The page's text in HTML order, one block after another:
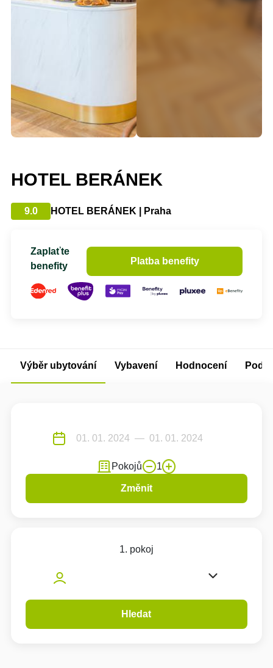
HOTEL BERÁNEK
9.0 HOTEL BERÁNEK | Praha
Zaplaťte
benefity
Platba benefity
Výběr ubytování Vybavení Hodnocení
Pokojů 1
Změnit
1. pokoj
Hledat